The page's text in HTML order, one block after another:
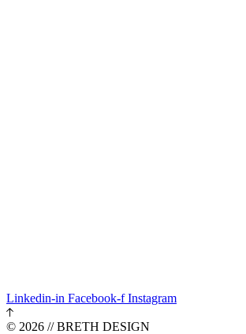
Linkedin-in Facebook-f Instagram
© 2026 // BRETH DESIGN